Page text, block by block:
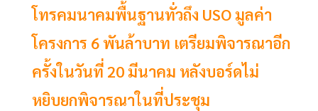
โทรคมนาคมพื้นฐานทั่วถึง USO มูลค่า
โครงการ 6 พันล้าบาท เตรียมพิจารณาอีก
ครั้งในวันที่ 20 มีนาคม หลังบอร์ดไม่
หยิบยกพิจารณาในที่ประชุม